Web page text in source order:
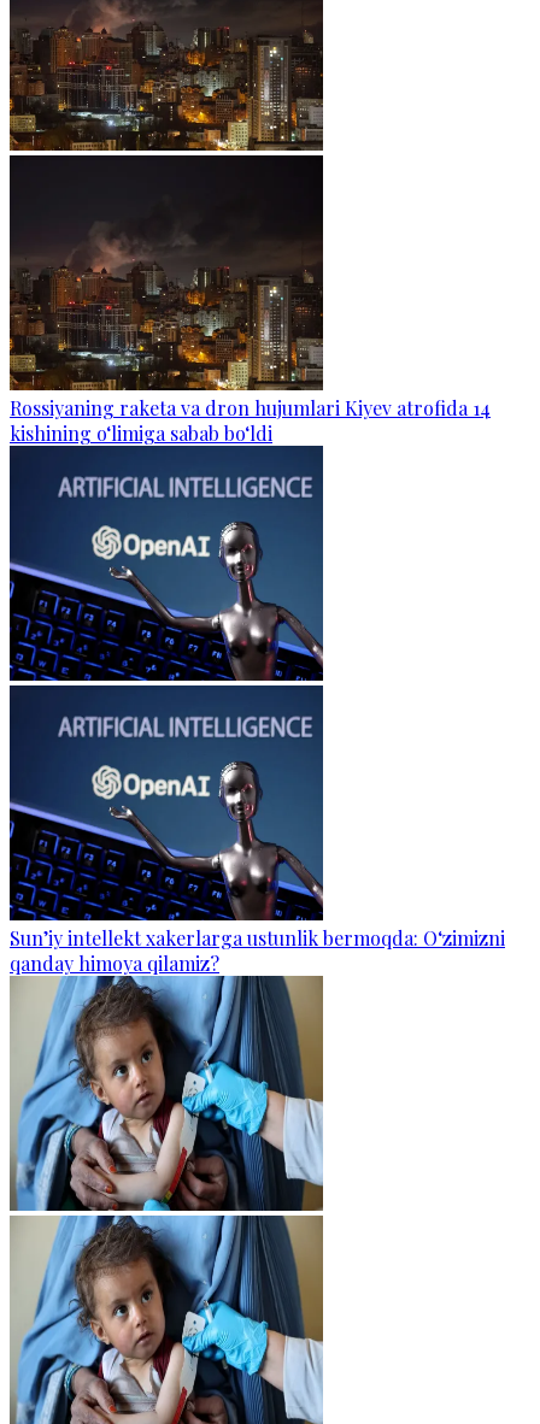
Rossiyaning raketa va dron hujumlari Kiyev atrofida 14
kishining o‘limiga sabab bo‘ldi
Sun’iy intellekt xakerlarga ustunlik bermoqda: O‘zimizni
qanday himoya qilamiz?